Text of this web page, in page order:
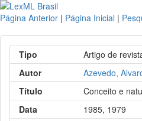
Página Anterior | Página Inicial |
Tipo
Artigo de
Autor
Azevedo,
Título
Conceito e
Data
1985, 1979